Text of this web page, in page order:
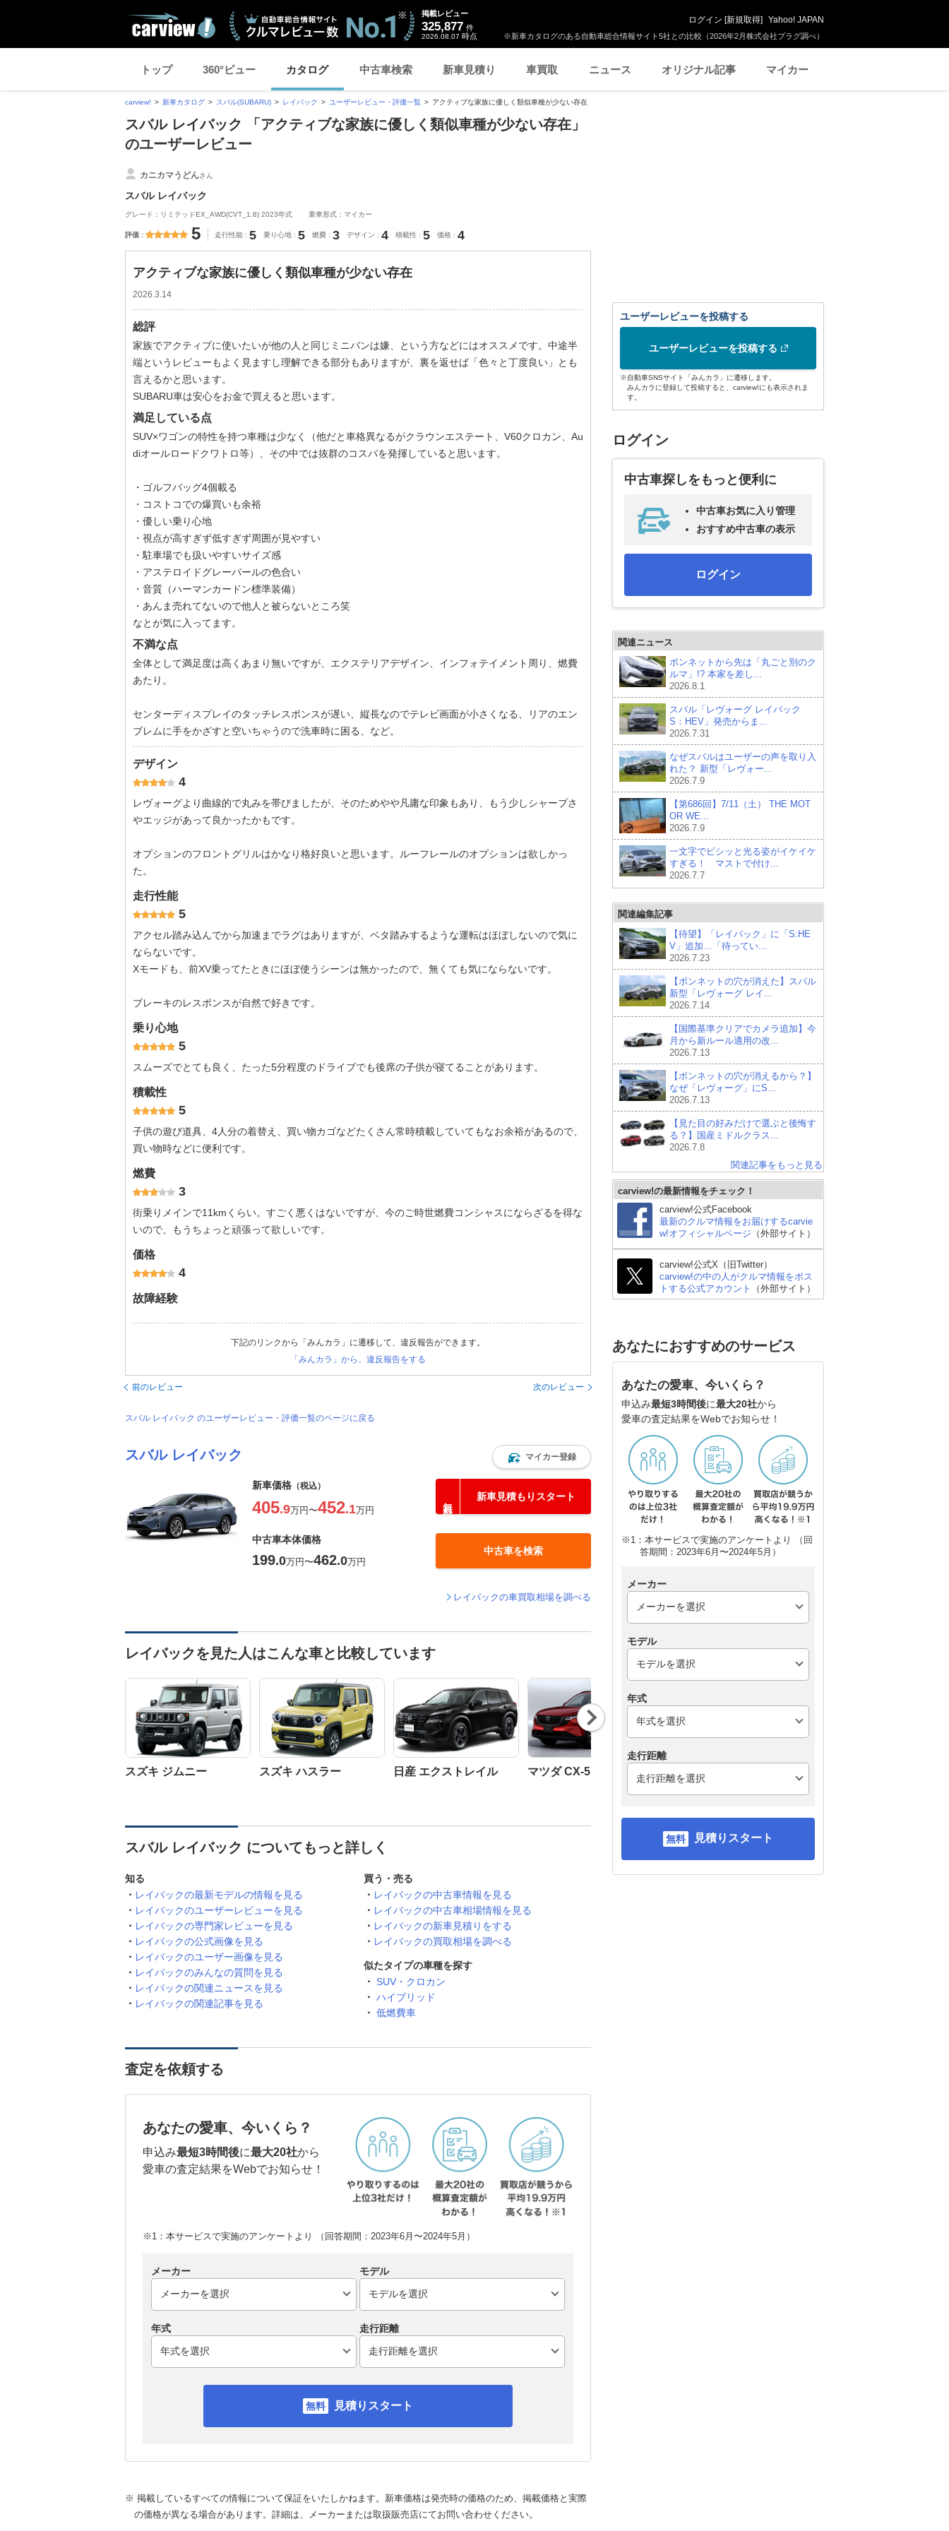
※新車カタログのある自動車総合情報サイト5社との比較（2026年2月株式会社プラグ調べ）
掲載レビュー
325,877 件
2026.08.07 時点
ログイン [新規取得] Yahoo! JAPAN
トップ 360°ビュー カタログ 中古車検索 新車見積り 車買取 ニュース オリジナル記事 マイカー
carview! 新車カタログ スバル(SUBARU) レイバック ユーザーレビュー・評価一覧 アクティブな家族に優しく類似車種が少ない存在
スバル レイバック 「アクティブな家族に優しく類似車種が少ない存在」
のユーザーレビュー
カニカマうどんさん
スバル レイバック
グレード：リミテッドEX_AWD(CVT_1.8) 2023年式 乗車形式：マイカー
評価 5 走行性能 5 乗り心地 5 燃費 3 デザイン 4 積載性 5 価格 4
アクティブな家族に優しく類似車種が少ない存在
2026.3.14
総評
家族でアクティブに使いたいが他の人と同じミニバンは嫌、という方などにはオススメです。中途半
端というレビューもよく見ますし理解できる部分もありますが、裏を返せば「色々と丁度良い」とも
言えるかと思います。
SUBARU車は安心をお金で買えると思います。
満足している点
SUV×ワゴンの特性を持つ車種は少なく（他だと車格異なるがクラウンエステート、V60クロカン、Au
diオールロードクワトロ等）、その中では抜群のコスパを発揮していると思います。
・ゴルフバッグ4個載る
・コストコでの爆買いも余裕
・優しい乗り心地
・視点が高すぎず低すぎず周囲が見やすい
・駐車場でも扱いやすいサイズ感
・アステロイドグレーパールの色合い
・音質（ハーマンカードン標準装備）
・あんま売れてないので他人と被らないところ笑
なとが気に入ってます。
不満な点
全体として満足度は高くあまり無いですが、エクステリアデザイン、インフォテイメント周り、燃費
あたり。
センターディスプレイのタッチレスポンスが遅い、縦長なのでテレビ画面が小さくなる、リアのエン
ブレムに手をかざすと空いちゃうので洗車時に困る、など。
デザイン
4
レヴォーグより曲線的で丸みを帯びましたが、そのためやや凡庸な印象もあり、もう少しシャープさ
やエッジがあって良かったかもです。
オプションのフロントグリルはかなり格好良いと思います。ルーフレールのオプションは欲しかっ
た。
走行性能
5
アクセル踏み込んでから加速までラグはありますが、ベタ踏みするような運転はほぼしないので気に
ならないです。
Xモードも、前XV乗ってたときにほぼ使うシーンは無かったので、無くても気にならないです。
ブレーキのレスポンスが自然で好きです。
乗り心地
5
スムーズでとても良く、たった5分程度のドライブでも後席の子供が寝てることがあります。
積載性
5
子供の遊び道具、4人分の着替え、買い物カゴなどたくさん常時積載していてもなお余裕があるので、
買い物時などに便利です。
燃費
3
街乗りメインで11kmくらい。すごく悪くはないですが、今のご時世燃費コンシャスにならざるを得な
いので、もうちょっと頑張って欲しいです。
価格
4
故障経験
下記のリンクから「みんカラ」に遷移して、違反報告ができます。
「みんカラ」から、違反報告をする
前のレビュー 次のレビュー
スバル レイバック のユーザーレビュー・評価一覧のページに戻る
スバル レイバック マイカー登録
新車価格 （税込）
405.9万円〜452.1万円
新車見積もりスタート
中古車本体価格
199.0万円〜462.0万円
中古車を検索
レイバックの車買取相場を調べる
レイバックを見た人はこんな車と比較しています
スズキ ジムニー スズキ ハスラー 日産 エクストレイル マツダ CX-5
トヨタ ハリアーハイブ
Nex
t
スバル レイバック についてもっと詳しく
知る
レイバックの最新モデルの情報を見る
レイバックのユーザーレビューを見る
レイバックの専門家レビューを見る
レイバックの公式画像を見る
レイバックのユーザー画像を見る
レイバックのみんなの質問を見る
レイバックの関連ニュースを見る
レイバックの関連記事を見る
買う・売る
レイバックの中古車情報を見る
レイバックの中古車相場情報を見る
レイバックの新車見積りをする
レイバックの買取相場を調べる
似たタイプの車種を探す
SUV・クロカン
ハイブリッド
低燃費車
査定を依頼する
あなたの愛車、今いくら？
申込み最短3時間後に最大20社から
愛車の査定結果をWebでお知らせ！
※1：本サービスで実施のアンケートより （回答期間：2023年6月〜2024年5月）
メーカー モデル
年式 走行距離
見積りスタート
※ 掲載しているすべての情報について保証をいたしかねます。新車価格は発売時の価格のため、掲載価格と実際
の価格が異なる場合があります。詳細は、メーカーまたは取扱販売店にてお問い合わせください。
ユーザーレビューを投稿する
ユーザーレビューを投稿する
※自動車SNSサイト「みんカラ」に遷移します。
みんカラに登録して投稿すると、carview!にも表示されま
す。
ログイン
中古車探しをもっと便利に
中古車お気に入り管理
おすすめ中古車の表示
ログイン
関連ニュース
ボンネットから先は「丸ごと別のク
ルマ」!? 本家を差し...
2026.8.1
スバル「レヴォーグ レイバック
S：HEV」発売からま...
2026.7.31
なぜスバルはユーザーの声を取り入
れた？ 新型「レヴォー...
2026.7.9
【第686回】7/11（土） THE MOT
OR WE...
2026.7.9
一文字でビシッと光る姿がイケイケ
すぎる！ マストで付け...
2026.7.7
関連編集記事
【待望】「レイバック」に「S:HE
V」追加…「待ってい...
2026.7.23
【ボンネットの穴が消えた】スバル
新型「レヴォーグ レイ...
2026.7.14
【国際基準クリアでカメラ追加】今
月から新ルール適用の改...
2026.7.13
【ボンネットの穴が消えるから？】
なぜ「レヴォーグ」にS...
2026.7.13
【見た目の好みだけで選ぶと後悔す
る？】国産ミドルクラス...
2026.7.8
関連記事をもっと見る
carview!の最新情報をチェック！
carview!公式Facebook
最新のクルマ情報をお届けするcarvie
w!オフィシャルページ （外部サイト）
carview!公式X（旧Twitter）
carview!の中の人がクルマ情報をポス
トする公式アカウント
（外部サイト）
あなたにおすすめのサービス
あなたの愛車、今いくら？
申込み最短3時間後に最大20社から
愛車の査定結果をWebでお知らせ！
※1：本サービスで実施のアンケートより （回
答期間：2023年6月〜2024年5月）
メーカー
モデル
年式
走行距離
見積りスタート